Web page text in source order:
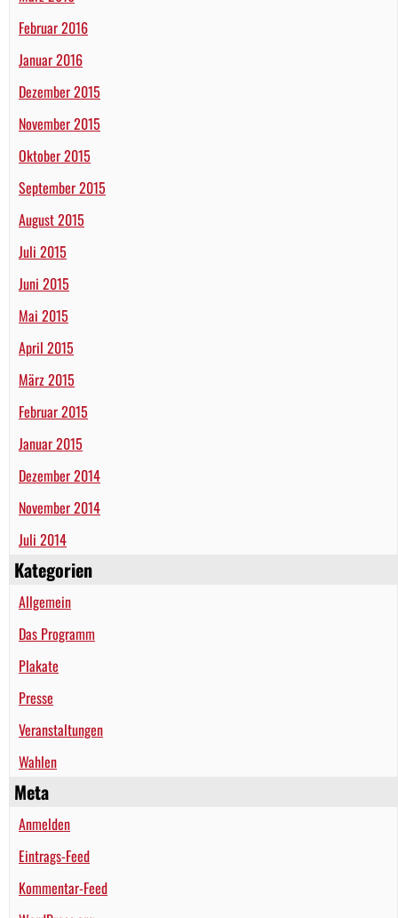
Februar 2016
Januar 2016
Dezember 2015
November 2015
Oktober 2015
September 2015
August 2015
Juli 2015
Juni 2015
Mai 2015
April 2015
März 2015
Februar 2015
Januar 2015
Dezember 2014
November 2014
Juli 2014
Kategorien
Allgemein
Das Programm
Plakate
Presse
Veranstaltungen
Wahlen
Meta
Anmelden
Eintrags-Feed
Kommentar-Feed